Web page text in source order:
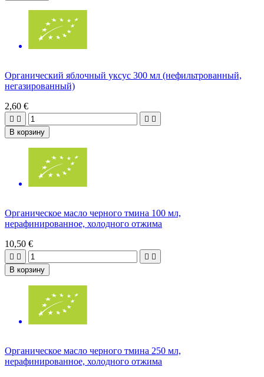
Органический яблочный уксус 300 мл (нефильтрованный,
негазированный)
2,60 €
   
В корзину
Органическое масло черного тмина 100 мл,
нерафинированное, холодного отжима
10,50 €
   
В корзину
Органическое масло черного тмина 250 мл,
нерафинированное, холодного отжима